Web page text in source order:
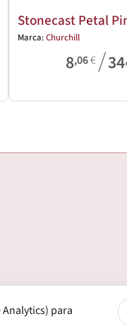
Stonecast Petal
Marca:Churchill
8,06€/34
Analytics) para